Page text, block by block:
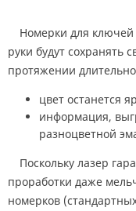
Номерки для ключей из акрила при «кочевании» из рук в
руки будут сохранять
протяжении
цвет останется
информация,
разноцветной
Поскольку лазер гарантирует высокую точность
проработки даже
номерков